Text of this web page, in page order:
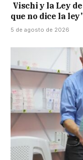
Vischi y la Ley
que no dice la
5 de agosto de 2026